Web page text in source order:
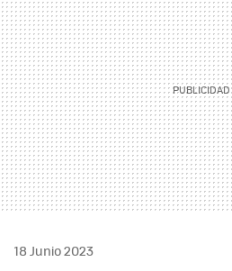
18 Junio 2023